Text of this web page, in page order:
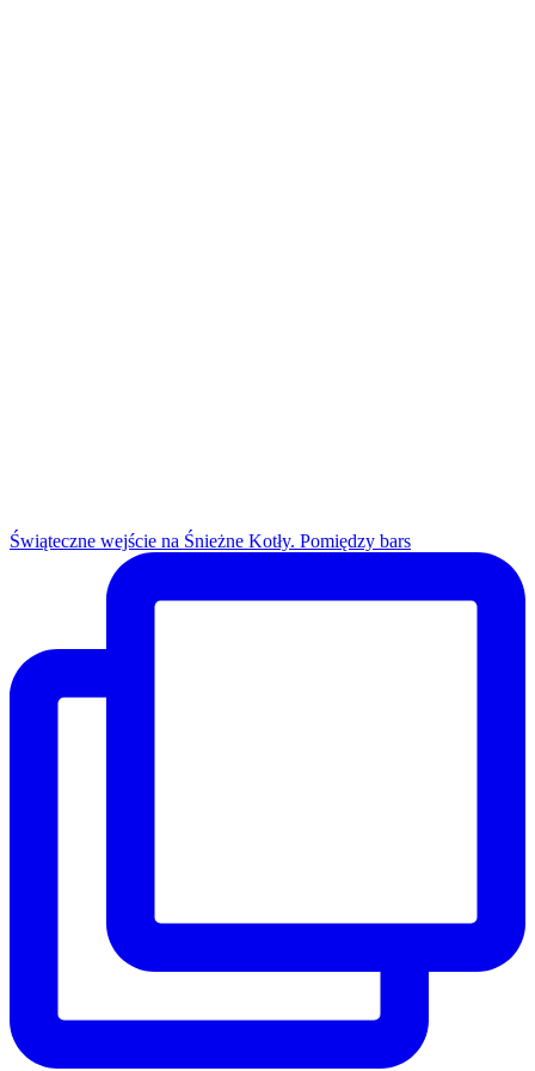
Świąteczne wejście na Śnieżne Kotły. Pomiędzy bars